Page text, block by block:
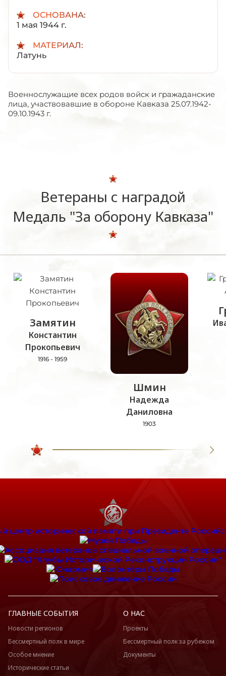
ОСНОВАНА:
1 мая 1944 г.
МАТЕРИАЛ:
Латунь
Военнослужащие всех родов войск и гражаданские
лица, участвовавшие в обороне Кавказа 25.07.1942-
09.10.1943 г.
Ветераны с наградой
Медаль "За оборону Кавказа"
Замятин
Константин
Прокопьевич
1916 - 1959
Шмин
Надежда
Даниловна
1903
ГЛАВНЫЕ СОБЫТИЯ
Новости регионов
Бессмертный полк в мире
Особое мнение
Исторические статьи
О НАС
Проекты
Бессмертный полк за рубежом
Документы